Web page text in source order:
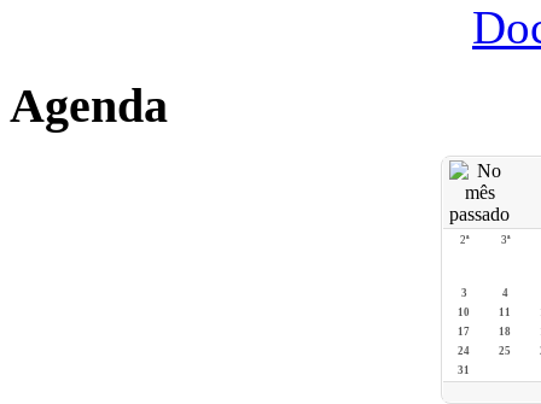
Agenda
2ª 3ª
3
4
10
11
17
18
24
25
31